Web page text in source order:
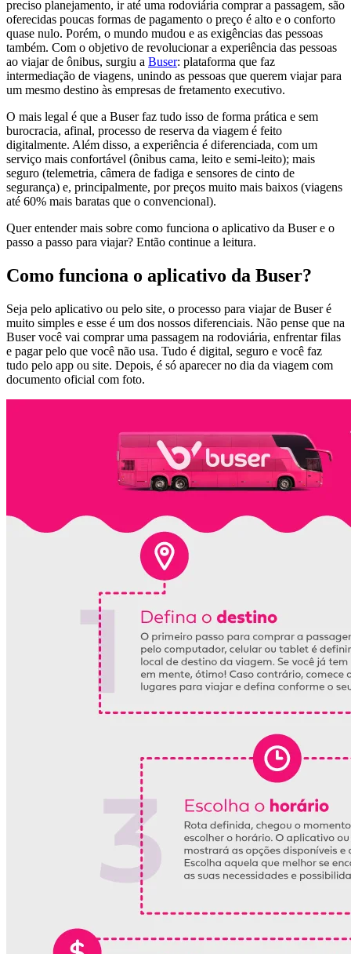
preciso planejamento, ir até uma rodoviária comprar a passagem, são
oferecidas poucas formas de pagamento o preço é alto e o conforto
quase nulo. Porém, o mundo mudou e as exigências das pessoas
também. Com o objetivo de revolucionar a experiência das pessoas
ao viajar de ônibus, surgiu a Buser: plataforma que faz
intermediação de viagens, unindo as pessoas que querem viajar para
um mesmo destino às empresas de fretamento executivo.
O mais legal é que a Buser faz tudo isso de forma prática e sem
burocracia, afinal, processo de reserva da viagem é feito
digitalmente. Além disso, a experiência é diferenciada, com um
serviço mais confortável (ônibus cama, leito e semi-leito); mais
seguro (telemetria, câmera de fadiga e sensores de cinto de
segurança) e, principalmente, por preços muito mais baixos (viagens
até 60% mais baratas que o convencional).
Quer entender mais sobre como funciona o aplicativo da Buser e o
passo a passo para viajar? Então continue a leitura.
Como funciona o aplicativo da Buser?
Seja pelo aplicativo ou pelo site, o processo para viajar de Buser é
muito simples e esse é um dos nossos diferenciais. Não pense que na
Buser você vai comprar uma passagem na rodoviária, enfrentar filas
e pagar pelo que você não usa. Tudo é digital, seguro e você faz
tudo pelo app ou site. Depois, é só aparecer no dia da viagem com
documento oficial com foto.